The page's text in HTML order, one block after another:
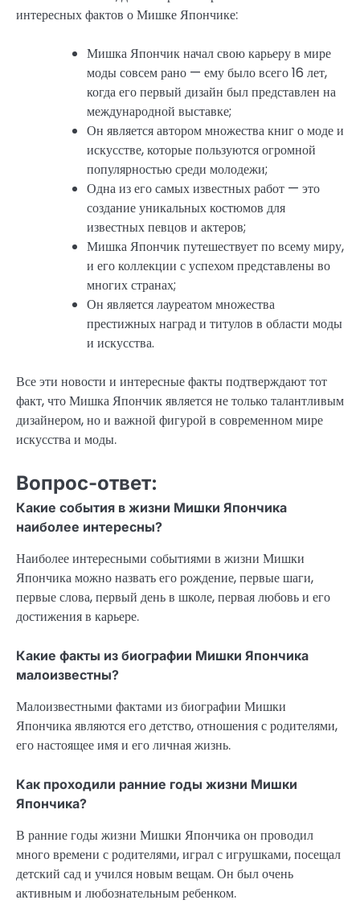
интересных фактов о Мишке Япончике:
Мишка Япончик начал свою карьеру в мире
моды совсем рано — ему было всего 16 лет,
когда его первый дизайн был представлен на
международной выставке;
Он является автором множества книг о моде и
искусстве, которые пользуются огромной
популярностью среди молодежи;
Одна из его самых известных работ — это
создание уникальных костюмов для
известных певцов и актеров;
Мишка Япончик путешествует по всему миру,
и его коллекции с успехом представлены во
многих странах;
Он является лауреатом множества
престижных наград и титулов в области моды
и искусства.
Все эти новости и интересные факты подтверждают тот
факт, что Мишка Япончик является не только талантливым
дизайнером, но и важной фигурой в современном мире
искусства и моды.
Вопрос-ответ:
Какие события в жизни Мишки Япончика
наиболее интересны?
Наиболее интересными событиями в жизни Мишки
Япончика можно назвать его рождение, первые шаги,
первые слова, первый день в школе, первая любовь и его
достижения в карьере.
Какие факты из биографии Мишки Япончика
малоизвестны?
Малоизвестными фактами из биографии Мишки
Япончика являются его детство, отношения с родителями,
его настоящее имя и его личная жизнь.
Как проходили ранние годы жизни Мишки
Япончика?
В ранние годы жизни Мишки Япончика он проводил
много времени с родителями, играл с игрушками, посещал
детский сад и учился новым вещам. Он был очень
активным и любознательным ребенком.